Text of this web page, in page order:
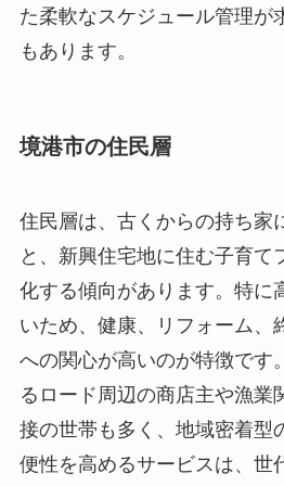
た柔軟なスケジュール管理が
もあります。
境港市の住民層
住民層は、古くからの持ち家
と、新興住宅地に住む子育て
化する傾向があります。特に
いため、健康、リフォーム、
への関心が高いのが特徴です
るロード周辺の商店主や漁業
接の世帯も多く、地域密着型
便性を高めるサービスは、世